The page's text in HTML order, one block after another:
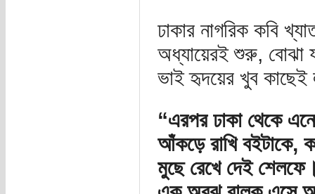
ঢাকার নাগরিক কবি
অধ্যায়েরই শুরু, বোঝা
ভাই হৃদয়ের খুব কাছেই
“এরপর ঢাকা থেকে
আঁকড়ে রাখি বইটাকে,
মুছে রেখে দেই